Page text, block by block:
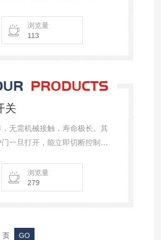
可实现防护门的位置检测与锁
监控模块组成完整系统时
浏览量
113
关
无需机械接触，寿命极长。其
一旦打开，能立即切断控制回
保障操作人员安全。产品密封
护系统的理想选择。
浏览量
279
页